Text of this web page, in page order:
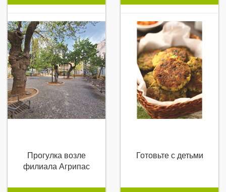
Готовьте с детьми
Прогулка возле
филиала Агрипас